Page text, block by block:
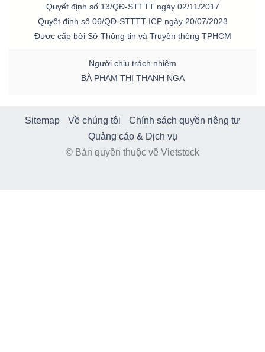
Quyết định số 13/QĐ-STTTT ngày 02/11/2017
Quyết định số 06/QĐ-STTTT-ICP ngày 20/07/2023
Được cấp bởi Sở Thông tin và Truyền thông TPHCM
Người chịu trách nhiệm
BÀ PHẠM THỊ THANH NGA
Sitemap Về chúng tôi
Chính sách quyền riêng tư
Quảng cáo & Dịch vụ
© Bản quyền thuộc về Vietstock